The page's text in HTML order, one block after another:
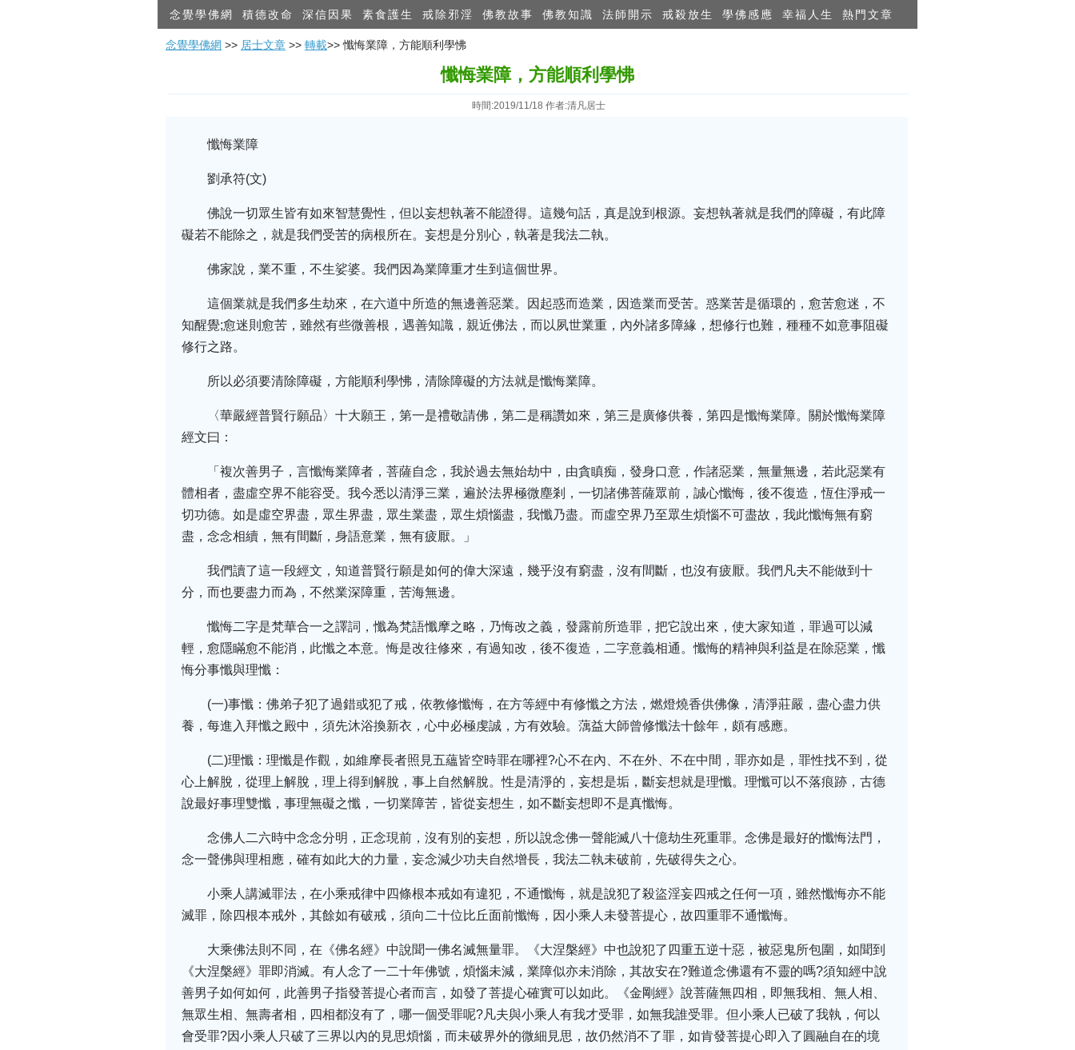
念覺學佛網 積德改命 深信因果 素食護生 戒除邪淫 佛教故事 佛教知識 法師開示 戒殺放生 學佛感應 幸福人生 熱門文章
念覺學佛網 >> 居士文章 >> 轉載>> 懺悔業障，方能順利學怫
懺悔業障，方能順利學怫
時間:2019/11/18 作者:清凡居士
懺悔業障
劉承符(文)
佛說一切眾生皆有如來智慧覺性，但以妄想執著不能證得。這幾句話，真是說到根源。妄想執著就是我們的障礙，有此障
礙若不能除之，就是我們受苦的病根所在。妄想是分別心，執著是我法二執。
佛家說，業不重，不生娑婆。我們因為業障重才生到這個世界。
這個業就是我們多生劫來，在六道中所造的無邊善惡業。因起惑而造業，因造業而受苦。惑業苦是循環的，愈苦愈迷，不
知醒覺;愈迷則愈苦，雖然有些微善根，遇善知識，親近佛法，而以夙世業重，內外諸多障緣，想修行也難，種種不如意事阻礙
修行之路。
所以必須要清除障礙，方能順利學怫，清除障礙的方法就是懺悔業障。
〈華嚴經普賢行願品〉十大願王，第一是禮敬請佛，第二是稱讚如來，第三是廣修供養，第四是懺悔業障。關於懺悔業障
經文曰：
「複次善男子，言懺悔業障者，菩薩自念，我於過去無始劫中，由貪瞋痴，發身口意，作諸惡業，無量無邊，若此惡業有
體相者，盡虛空界不能容受。我今悉以清淨三業，遍於法界極微塵剎，一切諸佛菩薩眾前，誠心懺悔，後不復造，恆住淨戒一
切功德。如是虛空界盡，眾生界盡，眾生業盡，眾生煩惱盡，我懺乃盡。而虛空界乃至眾生煩惱不可盡故，我此懺悔無有窮
盡，念念相續，無有間斷，身語意業，無有疲厭。」
我們讀了這一段經文，知道普賢行願是如何的偉大深遠，幾乎沒有窮盡，沒有間斷，也沒有疲厭。我們凡夫不能做到十
分，而也要盡力而為，不然業深障重，苦海無邊。
懺悔二字是梵華合一之譯詞，懺為梵語懺摩之略，乃悔改之義，發露前所造罪，把它說出來，使大家知道，罪過可以減
輕，愈隱瞞愈不能消，此懺之本意。悔是改往修來，有過知改，後不復造，二字意義相通。懺悔的精神與利益是在除惡業，懺
悔分事懺與理懺：
(一)事懺：佛弟子犯了過錯或犯了戒，依教修懺悔，在方等經中有修懺之方法，燃燈燒香供佛像，清淨莊嚴，盡心盡力供
養，每進入拜懺之殿中，須先沐浴換新衣，心中必極虔誠，方有效驗。蕅益大師曾修懺法十餘年，頗有感應。
(二)理懺：理懺是作觀，如維摩長者照見五蘊皆空時罪在哪裡?心不在內、不在外、不在中間，罪亦如是，罪性找不到，從
心上解脫，從理上解脫，理上得到解脫，事上自然解脫。性是清淨的，妄想是垢，斷妄想就是理懺。理懺可以不落痕跡，古德
說最好事理雙懺，事理無礙之懺，一切業障苦，皆從妄想生，如不斷妄想即不是真懺悔。
念佛人二六時中念念分明，正念現前，沒有別的妄想，所以說念佛一聲能滅八十億劫生死重罪。念佛是最好的懺悔法門，
念一聲佛與理相應，確有如此大的力量，妄念減少功夫自然增長，我法二執未破前，先破得失之心。
小乘人講滅罪法，在小乘戒律中四條根本戒如有違犯，不通懺悔，就是說犯了殺盜淫妄四戒之任何一項，雖然懺悔亦不能
滅罪，除四根本戒外，其餘如有破戒，須向二十位比丘面前懺悔，因小乘人未發菩提心，故四重罪不通懺悔。
大乘佛法則不同，在《佛名經》中說聞一佛名滅無量罪。《大涅槃經》中也說犯了四重五逆十惡，被惡鬼所包圍，如聞到
《大涅槃經》罪即消滅。有人念了一二十年佛號，煩惱未減，業障似亦未消除，其故安在?難道念佛還有不靈的嗎?須知經中說
善男子如何如何，此善男子指發菩提心者而言，如發了菩提心確實可以如此。《金剛經》說菩薩無四相，即無我相、無人相、
無眾生相、無壽者相，四相都沒有了，哪一個受罪呢?凡夫與小乘人有我才受罪，如無我誰受罪。但小乘人已破了我執，何以
會受罪?因小乘人只破了三界以內的見思煩惱，而未破界外的微細見思，故仍然消不了罪，如肯發菩提心即入了圓融自在的境